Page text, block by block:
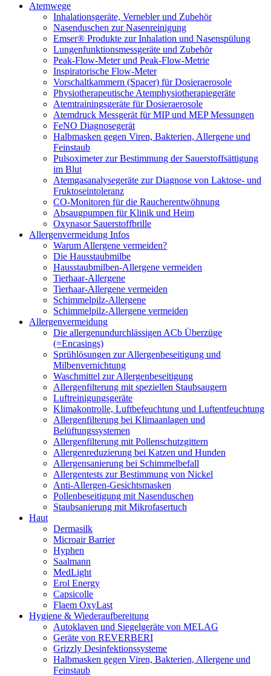
Atemwege
Inhalationsgeräte, Vernebler und Zubehör
Nasenduschen zur Nasenreinigung
Emser® Produkte zur Inhalation und Nasenspülung
Lungenfunktionsmessgeräte und Zubehör
Peak-Flow-Meter und Peak-Flow-Metrie
Inspiratorische Flow-Meter
Vorschaltkammern (Spacer) für Dosieraerosole
Physiotherapeutische Atemphysiotherapiegeräte
Atemtrainingsgeräte für Dosieraerosole
Atemdruck Messgerät für MIP und MEP Messungen
FeNO Diagnosegerät
Halbmasken gegen Viren, Bakterien, Allergene und
Feinstaub
Pulsoximeter zur Bestimmung der Sauerstoffsättigung
im Blut
Atemgasanalysegeräte zur Diagnose von Laktose- und
Fruktoseintoleranz
CO-Monitoren für die Raucherentwöhnung
Absaugpumpen für Klinik und Heim
Oxynasor Sauerstoffbrille
Allergenvermeidung Infos
Warum Allergene vermeiden?
Die Hausstaubmilbe
Hausstaubmilben-Allergene vermeiden
Tierhaar-Allergene
Tierhaar-Allergene vermeiden
Schimmelpilz-Allergene
Schimmelpilz-Allergene vermeiden
Allergenvermeidung
Die allergenundurchlässigen ACb Überzüge
(=Encasings)
Sprühlösungen zur Allergenbeseitigung und
Milbenvernichtung
Waschmittel zur Allergenbeseitigung
Allergenfilterung mit speziellen Staubsaugern
Luftreinigungsgeräte
Klimakontrolle, Luftbefeuchtung und Luftentfeuchtung
Allergenfilterung bei Klimaanlagen und
Belüftungssystemen
Allergenfilterung mit Pollenschutzgittern
Allergenreduzierung bei Katzen und Hunden
Allergensanierung bei Schimmelbefall
Allergentests zur Bestimmung von Nickel
Anti-Allergen-Gesichtsmasken
Pollenbeseitigung mit Nasenduschen
Staubsanierung mit Mikrofasertuch
Haut
Dermasilk
Microair Barrier
Hyphen
Saalmann
MedLight
Erol Energy
Capsicolle
Flaem OxyLast
Hygiene & Wiederaufbereitung
Autoklaven und Siegelgeräte von MELAG
Geräte von REVERBERI
Grizzly Desinfektionssysteme
Halbmasken gegen Viren, Bakterien, Allergene und
Feinstaub